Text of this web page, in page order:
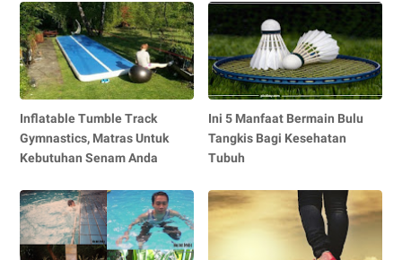
Inflatable Tumble Track
Gymnastics, Matras Untuk
Kebutuhan Senam Anda
Ini 5 Manfaat Bermain Bulu
Tangkis Bagi Kesehatan
Tubuh